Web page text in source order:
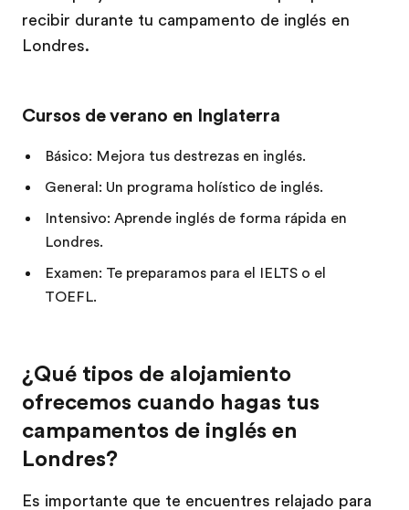
recibir durante tu campamento de inglés en
Londres.
Cursos de verano en Inglaterra
Básico: Mejora tus destrezas en inglés.
General: Un programa holístico de inglés.
Intensivo: Aprende inglés de forma rápida en
Londres.
Examen: Te preparamos para el IELTS o el
TOEFL.
¿Qué tipos de alojamiento
ofrecemos cuando hagas tus
campamentos de inglés en
Londres?
Es importante que te encuentres relajado para